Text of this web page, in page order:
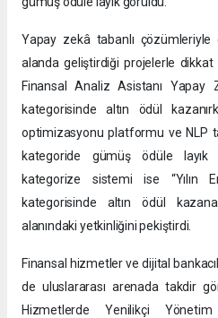
Yapay zekâ tabanlı çözümleriyle
alanda geliştirdiği projelerle dikkat
Finansal Analiz Asistanı Yapay
kategorisinde altın ödül
optimizasyonu platformu ve NLP
kategoride gümüş ödüle layık
kategorize sistemi ise “Yılın
kategorisinde altın ödül
alanındaki yetkinliğini pekiştirdi.
Finansal hizmetler ve dijital
de uluslararası arenada takdir
Hizmetlerde Yenilikçi